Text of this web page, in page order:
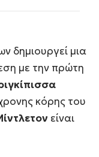
δημιουργεί μια
με την πρώτη
κόρης του
είναι